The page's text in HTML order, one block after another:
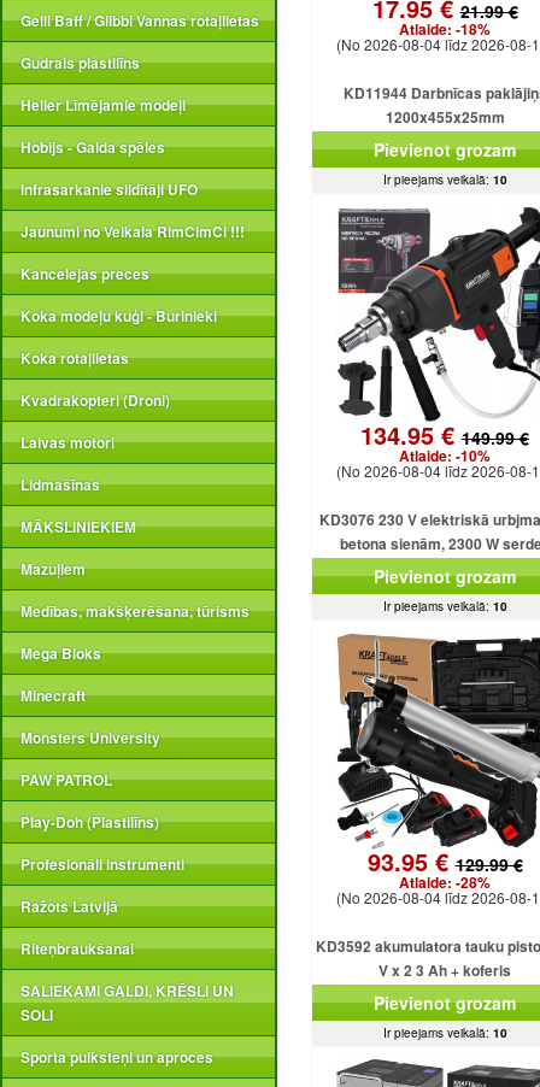
Gelli Baff / Glibbi Vannas rotaļlietas
Gudrais plastilīns
Heller Līmējamie modeļi
Hobijs - Galda spēles
Infrasarkanie sildītāji UFO
Jaunumi no Veikala RimCimCi !!!
Kancelejas preces
Koka modeļu kuģi - Burinieki
Koka rotaļlietas
Kvadrakopteri (Droni)
Laivas motori
Lidmašīnas
MĀKSLINIEKIEM
Mazuļiem
Medības, makšķerēšana, tūrisms
Mega Bloks
Minecraft
Monsters University
PAW PATROL
Play-Doh (Plastilīns)
Profesionāli instrumenti
Ražots Latvijā
Riteņbraukšanai
SALIEKAMI GALDI, KRĒSLI UN
SOLI
Sporta pulksteņi un aproces
17.95 €21.99 €
Atlaide: -18%
(No 2026-08-04 līdz 2026-08-
KD11944 Darbnīcas
1200x455x25mm
Pievienot grozam
Ir pieejams veikalā: 10
134.95 € 149.99 €
Atlaide: -10%
(No 2026-08-04 līdz 2026-08-
KD3076 230 V elektriskā
betona sienām, 2300 W
urbjmašīna ar dzesēšanu
Pievienot grozam
Ir pieejams veikalā: 10
93.95 €129.99 €
Atlaide: -28%
(No 2026-08-04 līdz 2026-08-
KD3592 akumulatora tauku
V x 2 3 Ah + koferis
Pievienot grozam
Ir pieejams veikalā: 10